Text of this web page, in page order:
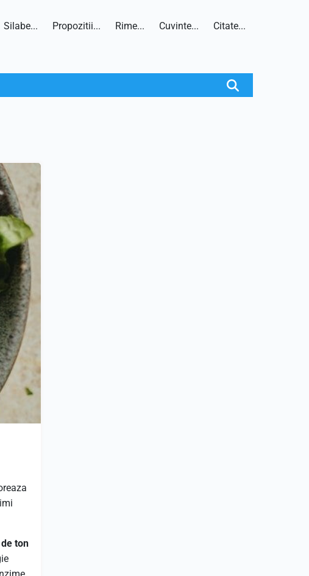
Silabe... Propozitii... Rime... Cuvinte... Citate...
ton